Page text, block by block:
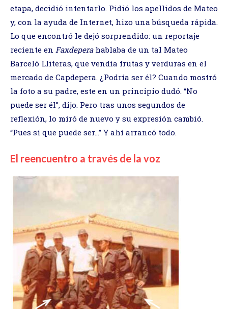
etapa, decidió intentarlo. Pidió los apellidos de Mateo
y, con la ayuda de Internet, hizo una búsqueda rápida.
Lo que encontró le dejó sorprendido: un reportaje
reciente en Faxdeperahablaba de un tal Mateo
Barceló Lliteras, que vendía frutas y verduras en el
mercado de Capdepera. ¿Podría ser él? Cuando mostró
la foto a su padre, este en un principio dudó. “No
puede ser él”, dijo. Pero tras unos segundos de
reflexión, lo miró de nuevo y su expresión cambió.
“Pues sí que puede ser…” Y ahí arrancó todo.
El reencuentro a través de la voz